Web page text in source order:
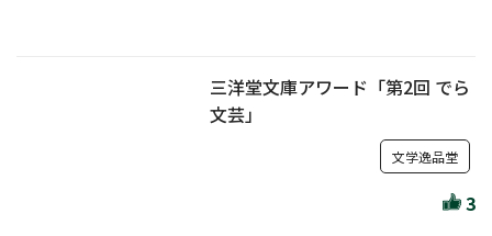
三洋堂文庫アワード「第2回 でら
文芸」
文学逸品堂
3